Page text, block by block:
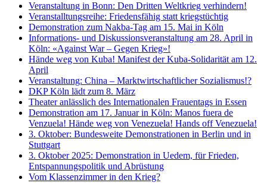
Veranstaltung in Bonn: Den Dritten Weltkrieg verhindern!
Veranstalltungsreihe: Friedensfähig statt kriegstüchtig
Demonstration zum Nakba-Tag am 15. Mai in Köln
Informations- und Diskussionsveranstaltung am 28. April in
Köln: «Against War – Gegen Krieg»!
Hände weg von Kuba! Manifest der Kuba-Solidarität am 12.
April
Veranstaltung: China – Marktwirtschaftlicher Sozialismus!?
DKP Köln lädt zum 8. März
Theater anlässlich des Internationalen Frauentags in Essen
Demonstration am 17. Januar in Köln: Manos fuera de
Venzuela! Hände weg von Venezuela! Hands off Venezuela!
3. Oktober: Bundesweite Demonstrationen in Berlin und in
Stuttgart
3. Oktober 2025: Demonstration in Uedem, für Frieden,
Entspannungspolitik und Abrüstung
Vom Klassenzimmer in den Krieg?